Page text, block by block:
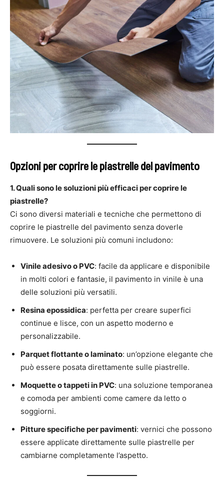
Opzioni per coprire le piastrelle del pavimento
1. Quali sono le soluzioni più efficaci per coprire le
piastrelle?
Ci sono diversi materiali e tecniche che permettono di
coprire le piastrelle del pavimento senza doverle
rimuovere. Le soluzioni più comuni includono:
Vinile adesivo o PVC: facile da applicare e disponibile
in molti colori e fantasie, il pavimento in vinile è una
delle soluzioni più versatili.
Resina epossidica: perfetta per creare superfici
continue e lisce, con un aspetto moderno e
personalizzabile.
Parquet flottante o laminato: un’opzione elegante che
può essere posata direttamente sulle piastrelle.
Moquette o tappeti in PVC: una soluzione temporanea
e comoda per ambienti come camere da letto o
soggiorni.
Pitture specifiche per pavimenti: vernici che possono
essere applicate direttamente sulle piastrelle per
cambiarne completamente l’aspetto.